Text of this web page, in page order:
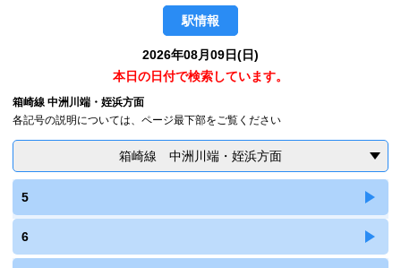
駅情報
2026年08月09日(日)
本日の日付で検索しています。
箱崎線 中洲川端・姪浜方面
各記号の説明については、ページ最下部をご覧ください
箱崎線 中洲川端・姪浜方面
5
6